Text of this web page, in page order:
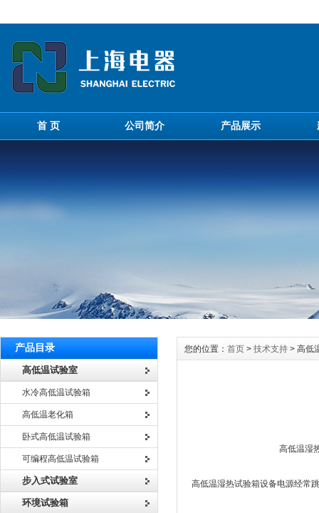
首 页 公司简介 产品展示
产品目录
高低温试验室
水冷高低温试验箱
高低温老化箱
卧式高低温试验箱
可编程高低温试验箱
步入式试验室
环境试验箱
您的位置： 首页 > 技术支持 > 高低
高低温湿热试验箱设
高低温湿热试验箱设备电源经常